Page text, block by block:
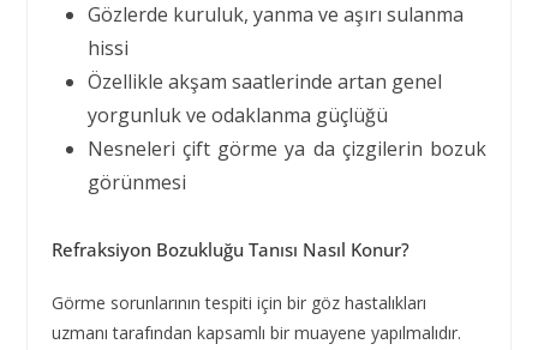
Gözlerde kuruluk, yanma ve aşırı sulanma
hissi
Özellikle akşam saatlerinde artan genel
yorgunluk ve odaklanma güçlüğü
Nesneleri çift görme ya da çizgilerin bozuk
görünmesi
Refraksiyon Bozukluğu Tanısı Nasıl Konur?
Görme sorunlarının tespiti için bir göz hastalıkları
uzmanı tarafından kapsamlı bir muayene yapılmalıdır.